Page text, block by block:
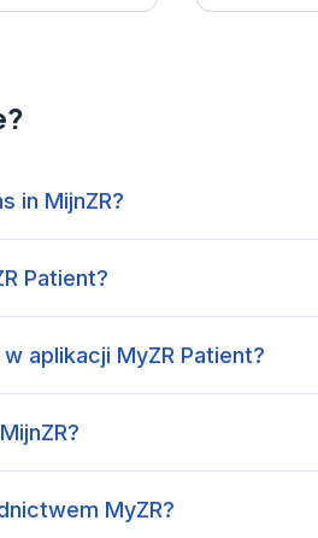
in MijnZR?
Patient?
aplikacji MyZR Patient?
MyZR?